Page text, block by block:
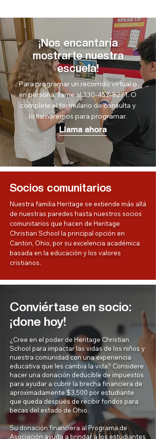
¡Nos encantaría
mostrarte nuestra
escuela!
Para programar un recorrido virtual o
en persona, llame al330-452-8271. O
complete el formulario de consulta y
lo llamaremos para programar.
Llama ahora
Socios comunitarios
Nuestra familia Heritage se extiende más allá
de nuestras paredes hasta nuestros socios
comunitarios que hacen de Heritage
Christian School la principal opción en
Canton, Ohio, por su excelencia académica
basada en la educación y los valores
cristianos.
Conviértase en socio:
¡done hoy!
¿Cree en el poder de Heritage Christian
School para impactar las vidas de los niños y
nuestra comunidad con una experiencia
educativa que les cambia la vida? Considere
hacer una donación deducible de impuestos
para ayudar a cubrir la brecha financiera de
aproximadamente $3,500 por estudiante
que queda después de recibir fondos para
becas del estado de Ohio.
Su donación financiera al Programa de
Asociación ayuda a brindar a los estudiantes